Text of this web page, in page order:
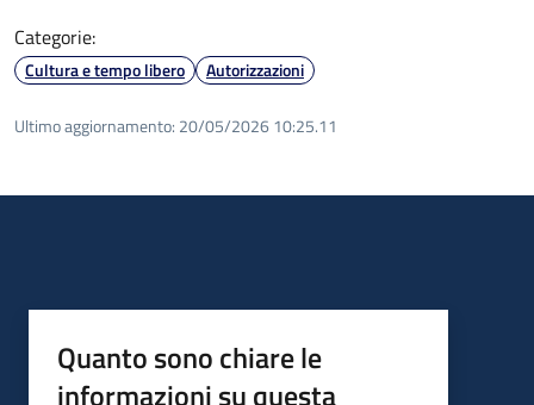
Categorie:
Cultura e tempo libero Autorizzazioni
Ultimo aggiornamento: 20/05/2026 10:25.11
Quanto sono chiare le
informazioni su questa